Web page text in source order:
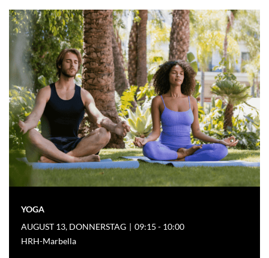
YOGA
AUGUST 13, DONNERSTAG
09:15 - 10:00
HRH-Marbella